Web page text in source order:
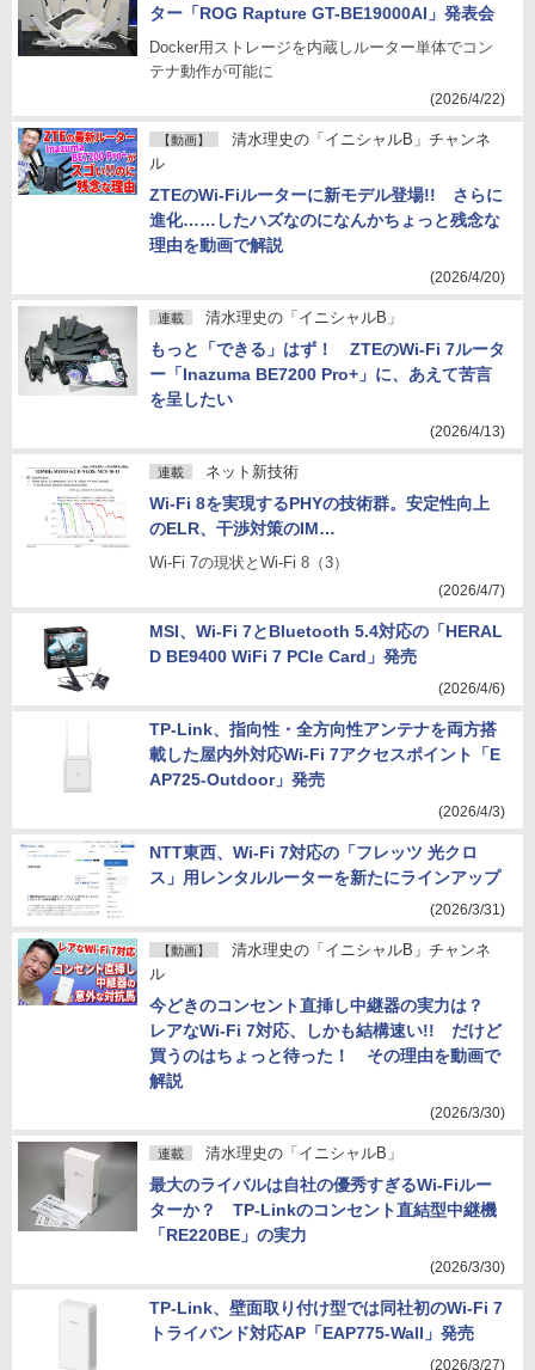
ター「ROG Rapture GT-BE19000AI」発表会
Docker用ストレージを内蔵しルーター単体でコン
テナ動作が可能に
(2026/4/22)
【動画】
清水理史の「イニシャルB」チャンネ
ル
ZTEのWi-Fiルーターに新モデル登場!! さらに
進化……したハズなのになんかちょっと残念な
理由を動画で解説
(2026/4/20)
連載 清水理史の「イニシャルB」
もっと「できる」はず！ ZTEのWi-Fi 7ルータ
ー「Inazuma BE7200 Pro+」に、あえて苦言
を呈したい
(2026/4/13)
連載 ネット新技術
Wi-Fi 8を実現するPHYの技術群。安定性向上
のELR、干渉対策のIM…
Wi-Fi 7の現状とWi-Fi 8（3）
(2026/4/7)
MSI、Wi-Fi 7とBluetooth 5.4対応の「HERAL
D BE9400 WiFi 7 PCIe Card」発売
(2026/4/6)
TP-Link、指向性・全方向性アンテナを両方搭
載した屋内外対応Wi-Fi 7アクセスポイント「E
AP725-Outdoor」発売
(2026/4/3)
NTT東西、Wi-Fi 7対応の「フレッツ 光クロ
ス」用レンタルルーターを新たにラインアップ
(2026/3/31)
【動画】
清水理史の「イニシャルB」チャンネ
ル
今どきのコンセント直挿し中継器の実力は？
レアなWi-Fi 7対応、しかも結構速い!! だけど
買うのはちょっと待った！ その理由を動画で
解説
(2026/3/30)
連載 清水理史の「イニシャルB」
最大のライバルは自社の優秀すぎるWi-Fiルー
ターか？ TP-Linkのコンセント直結型中継機
「RE220BE」の実力
(2026/3/30)
TP-Link、壁面取り付け型では同社初のWi-Fi 7
トライバンド対応AP「EAP775-Wall」発売
(2026/3/27)